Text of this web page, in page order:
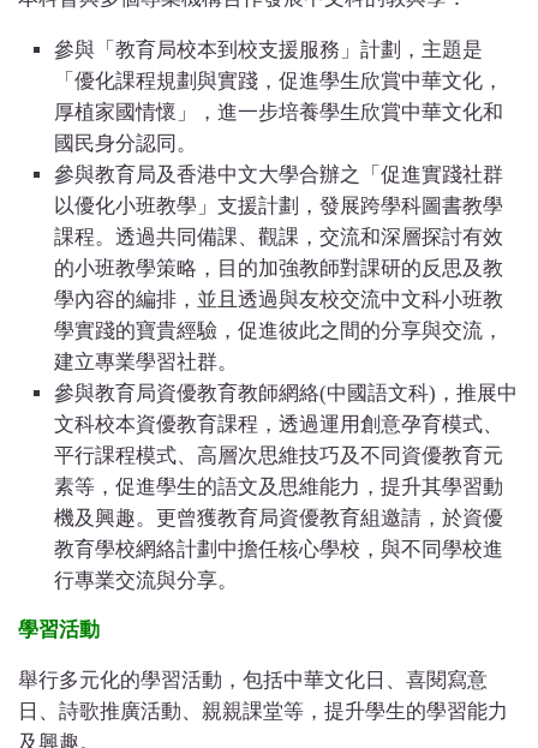
參與「教育局校本到校支援服務」計劃，主題是
「優化課程規劃與實踐，促進學生欣賞中華文化，
厚植家國情懷」，進一步培養學生欣賞中華文化和
國民身分認同。
參與教育局及香港中文大學合辦之「促進實踐社群
以優化小班教學」支援計劃，發展跨學科圖書教學
課程。透過共同備課、觀課，交流和深層探討有效
的小班教學策略，目的加強教師對課研的反思及教
學內容的編排，並且透過與友校交流中文科小班教
學實踐的寶貴經驗，促進彼此之間的分享與交流，
建立專業學習社群。
參與教育局資優教育教師網絡(中國語文科)，推展中
文科校本資優教育課程，透過運用創意孕育模式、
平行課程模式、高層次思維技巧及不同資優教育元
素等，促進學生的語文及思維能力，提升其學習動
機及興趣。更曾獲教育局資優教育組邀請，於資優
教育學校網絡計劃中擔任核心學校，與不同學校進
行專業交流與分享。
學習活動
舉行多元化的學習活動，包括中華文化日、喜閱寫意
日、詩歌推廣活動、親親課堂等，提升學生的學習能力
及興趣。